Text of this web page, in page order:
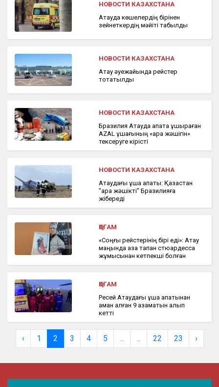
НОВОСТИ КАЗАХСТАНА
Ақтауда көшелердің бірінен
зейнеткердің мәйіті табылды
НОВОСТИ КАЗАХСТАНА
Ақтау әуежайында рейстер
тоқтатылды
НОВОСТИ КАЗАХСТАНА
Бразилия Ақтауда апатқа ұшыраған
AZAL ұшағының «қара жәшігін»
тексеруге кірісті
НОВОСТИ КАЗАХСТАНА
Ақтаудағы ұшақ апаты: Қазақстан
"қара жәшікті" Бразилияға
жібереді
ҚОҒАМ
«Соңғы рейстерінің бірі еді»: Ақтау
маңында қаза тапқан стюардесса
жұмысынан кетпекші болған
ҚОҒАМ
Ресей Ақтаудағы ұшақ апатынан
аман қалған 9 азаматын алып
кетті
‹ 1 2 3 4 5 ... ... 22 23 ›